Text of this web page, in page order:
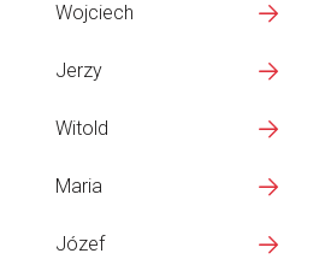
Wojciech
Jerzy
Witold
Maria
Józef